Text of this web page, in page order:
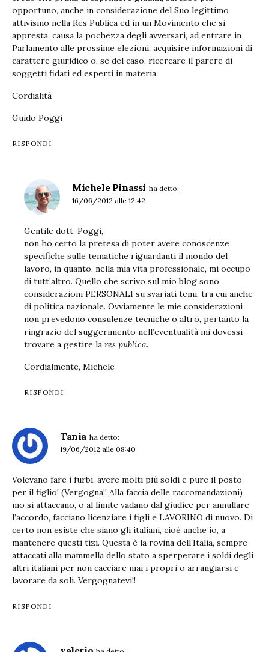
opportuno, anche in considerazione del Suo legittimo
attivismo nella Res Publica ed in un Movimento che si
appresta, causa la pochezza degli avversari, ad entrare in
Parlamento alle prossime elezioni, acquisire informazioni di
carattere giuridico o, se del caso, ricercare il parere di
soggetti fidati ed esperti in materia.
Cordialità
Guido Poggi
RISPONDI
Michele Pinassi ha detto:
16/06/2012 alle 12:42
Gentile dott. Poggi,
non ho certo la pretesa di poter avere conoscenze
specifiche sulle tematiche riguardanti il mondo del
lavoro, in quanto, nella mia vita professionale, mi occupo
di tutt’altro. Quello che scrivo sul mio blog sono
considerazioni PERSONALI su svariati temi, tra cui anche
di politica nazionale. Ovviamente le mie considerazioni
non prevedono consulenze tecniche o altro, pertanto la
ringrazio del suggerimento nell’eventualità mi dovessi
trovare a gestire la res publica.
Cordialmente, Michele
RISPONDI
Tania ha detto:
19/06/2012 alle 08:40
Volevano fare i furbi, avere molti più soldi e pure il posto
per il figlio! (Vergogna!! Alla faccia delle raccomandazioni)
mo si attaccano, o al limite vadano dal giudice per annullare
l’accordo, facciano licenziare i figli e LAVORINO di nuovo. Di
certo non esiste che siano gli italiani, cioè anche io, a
mantenere questi tizi. Questa è la rovina dell’Italia, sempre
attaccati alla mammella dello stato a sperperare i soldi degli
altri italiani per non cacciare mai i propri o arrangiarsi e
lavorare da soli. Vergognatevi!!
RISPONDI